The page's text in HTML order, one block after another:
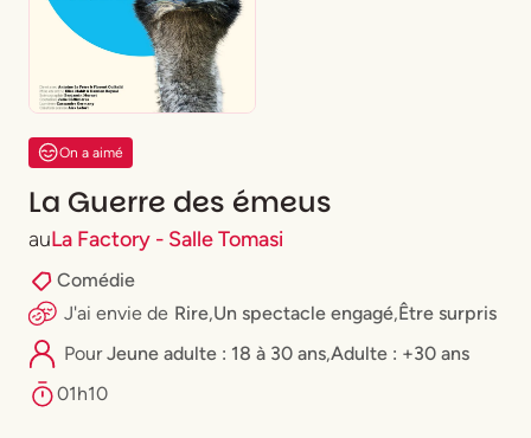
On a aimé
La Guerre des émeus
auLa Factory - Salle Tomasi
Comédie
J'ai envie de Rire,Un spectacle engagé,Être surpris
Pour⁠Jeune adulte : 18 à 30 ans,Adulte : +30 ans
01h10